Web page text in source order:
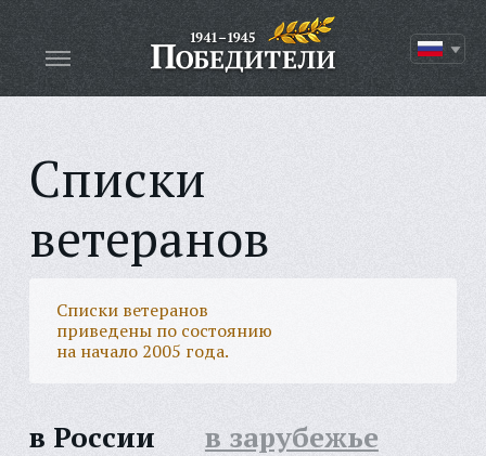
Списки
ветеранов
Списки ветеранов
приведены по состоянию
на начало 2005 года.
в России в зарубежье